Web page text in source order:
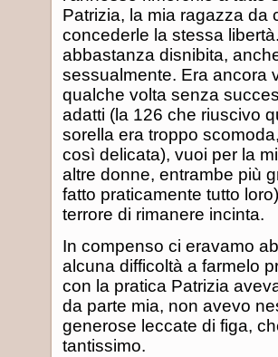
Patrizia, la mia ragazza da
concederle la stessa
abbastanza disnibita,
sessualmente. Era ancora
qualche volta senza
adatti (la 126 che riuscivo
sorella era troppo
così delicata), vuoi per la
altre donne, entrambe più
fatto praticamente tutto
terrore di rimanere incinta.
In compenso ci eravamo
alcuna difficoltà a farmelo
con la pratica Patrizia
da parte mia, non avevo
generose leccate di figa,
tantissimo.